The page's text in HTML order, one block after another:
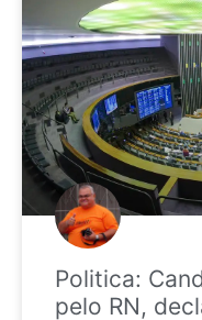
Politica:
pelo RN,